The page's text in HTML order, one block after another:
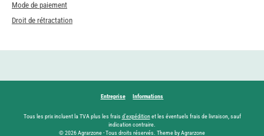
Mode de paiement
Droit de rétractation
Entreprise Informations
Tous les prix incluent la TVA plus les frais d'expéditionet les éventuels frais de livraison, sauf
indication contraire.
© 2026 Agrarzone - Tous droits réservés. Theme by Agrarzone